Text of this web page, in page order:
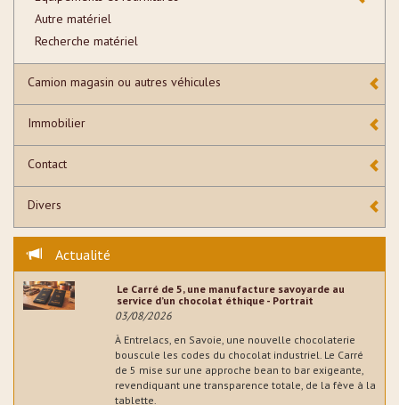
Autre matériel
Recherche matériel
Camion magasin ou autres véhicules
Immobilier
Contact
Divers
Actualité
Le Carré de 5, une manufacture savoyarde au
service d’un chocolat éthique - Portrait
03/08/2026
À Entrelacs, en Savoie, une nouvelle chocolaterie
bouscule les codes du chocolat industriel. Le Carré
de 5 mise sur une approche bean to bar exigeante,
revendiquant une transparence totale, de la fève à la
tablette.